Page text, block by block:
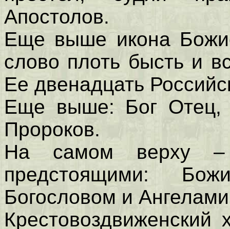
Апостолов.
Еще выше икона
слово плоть бысть и
Ее двенадцать
Еще выше: Бог Отец,
Пророков.
На самом верху –
предстоящими:
Богословом и